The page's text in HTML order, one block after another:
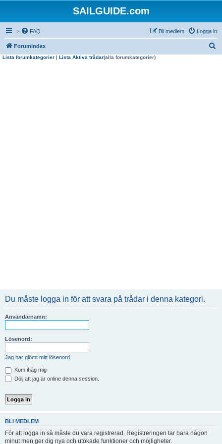
SAILGUIDE.com
> FAQ Logga in
Bli medlem
Forumindex
Lista forumkategorier | Lista Aktiva trådar(alla forumkategorier)
Du måste logga in för att svara på trådar i denna kategori.
Användarnamn:
Lösenord:
Jag har glömt mitt lösenord.
Kom ihåg mig
Dölj att jag är online denna session.
BLI MEDLEM
För att logga in så måste du vara registrerad. Registreringen tar bara någon
minut men ger dig nya och utökade funktioner och möjligheter.